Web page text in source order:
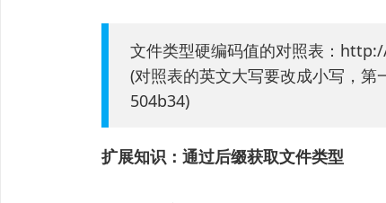
文件类型硬编码值的对照表：
(对照表的英文大写要改成小写，
504b34)
扩展知识：通过后缀获取文件类型